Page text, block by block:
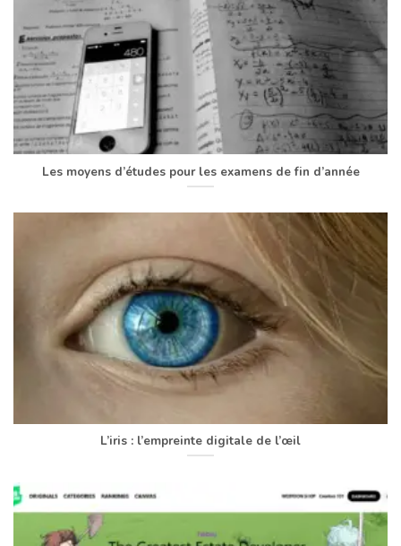
Les moyens d’études pour les examens de fin d’année
L’iris : l’empreinte digitale de l’œil